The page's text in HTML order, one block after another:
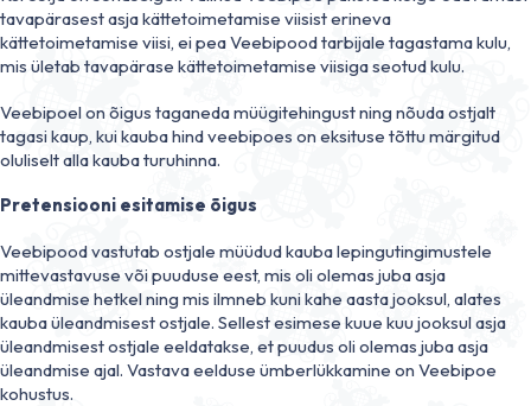
tavapärasest asja kättetoimetamise viisist erineva
kättetoimetamise viisi, ei pea Veebipood tarbijale tagastama kulu,
mis ületab tavapärase kättetoimetamise viisiga seotud kulu.
Veebipoel on õigus taganeda müügitehingust ning nõuda ostjalt
tagasi kaup, kui kauba hind veebipoes on eksituse tõttu märgitud
oluliselt alla kauba turuhinna.
Pretensiooni esitamise õigus
Veebipood vastutab ostjale müüdud kauba lepingutingimustele
mittevastavuse või puuduse eest, mis oli olemas juba asja
üleandmise hetkel ning mis ilmneb kuni kahe aasta jooksul, alates
kauba üleandmisest ostjale. Sellest esimese kuue kuu jooksul asja
üleandmisest ostjale eeldatakse, et puudus oli olemas juba asja
üleandmise ajal. Vastava eelduse ümberlükkamine on Veebipoe
kohustus.